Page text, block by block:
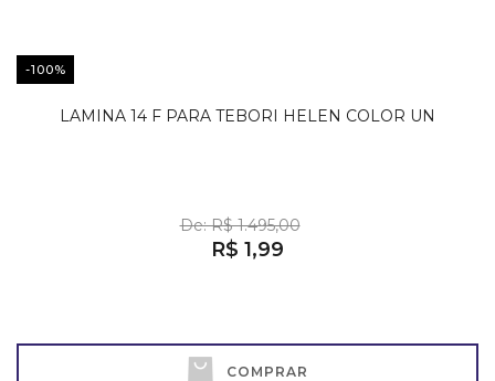
-100%
LAMINA 14 F PARA TEBORI HELEN COLOR UN
De: R$ 1.495,00
R$ 1,99
COMPRAR